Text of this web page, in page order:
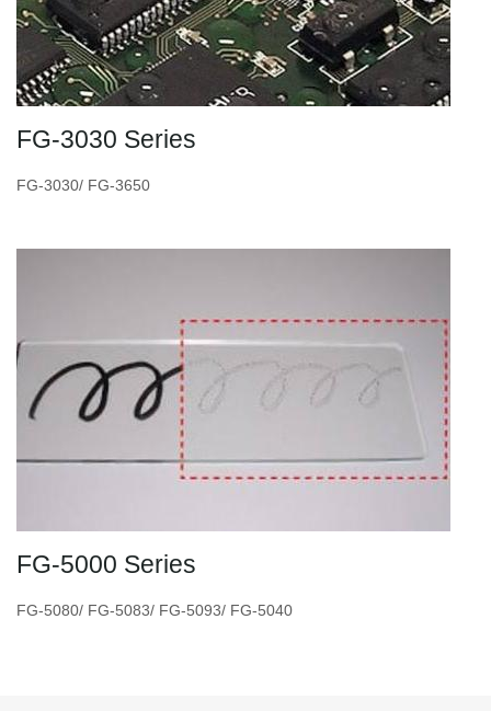
FG-3030 Series
FG-3030/ FG-3650
FG-5000 Series
FG-5080/ FG-5083/ FG-5093/ FG-5040